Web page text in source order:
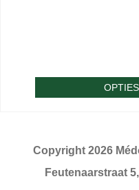
Copyright 2026
Feutenaarstraat